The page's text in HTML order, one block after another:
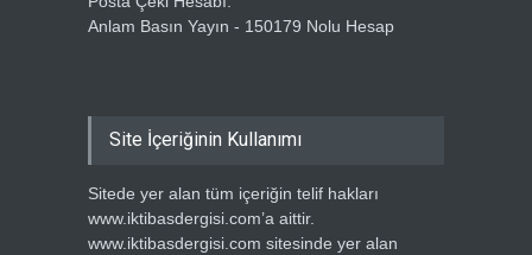
Anlam Basın Yayın - 150179 Nolu Hesap
Site İçeriğinin Kullanımı
Sitede yer alan tüm içeriğin telif hakları
www.iktibasdergisi.com’a aittir.
www.iktibasdergisi.com sitesinde yer alan